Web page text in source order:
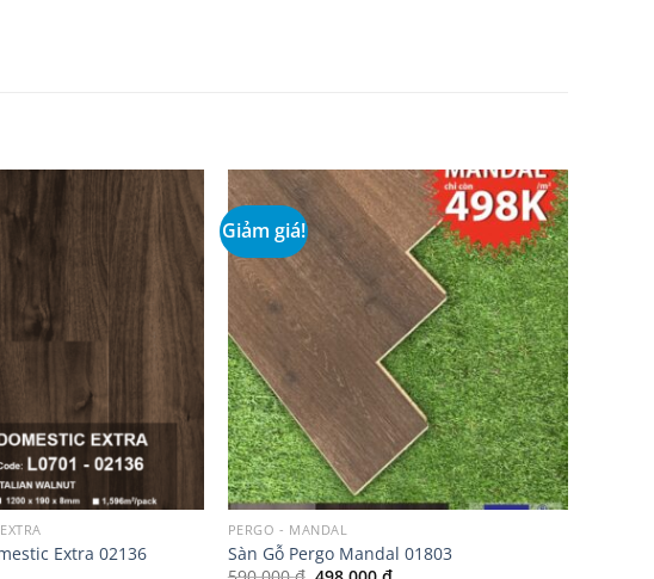
Extra 02136
Giảm giá!
Add to
wishlist
PERGO - MANDAL
Sàn Gỗ Pergo Mandal 01803